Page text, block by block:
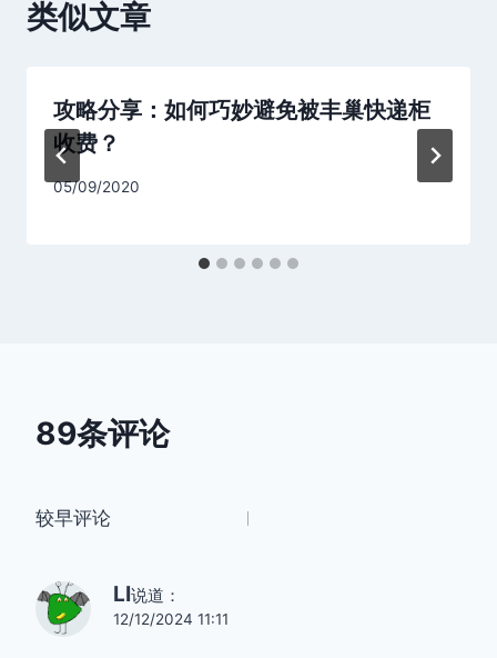
类似文章
攻略分享：如何巧妙避免被丰巢快递柜
收费？
05/09/2020
89条评论
评
论
导
较早评论
LI说道：
12/12/2024 11:11